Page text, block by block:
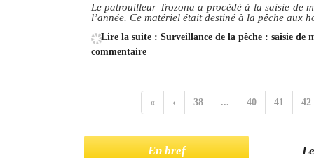
Le patrouilleur Trozona a procédé à la saisie de
l’année. Ce matériel était destiné à la pêche aux
Lire la suite : Surveillance de la pêche : saisie
commentaire
« ‹ 38 ... 40 41 42
En bref